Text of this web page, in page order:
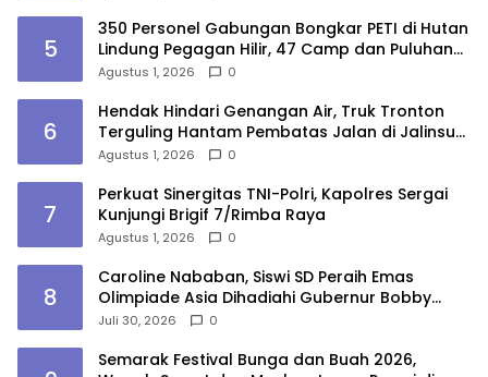
5
350 Personel Gabungan Bongkar PETI di Hutan
Lindung Pegagan Hilir, 47 Camp dan Puluhan
Peralatan Dimusnahkan
Agustus 1, 2026 0
6
Hendak Hindari Genangan Air, Truk Tronton
Terguling Hantam Pembatas Jalan di Jalinsum
Sergai
Agustus 1, 2026 0
7
Perkuat Sinergitas TNI-Polri, Kapolres Sergai
Kunjungi Brigif 7/Rimba Raya
Agustus 1, 2026 0
8
Caroline Nababan, Siswi SD Peraih Emas
Olimpiade Asia Dihadiahi Gubernur Bobby
Nasution Beasiswa Hingga Rumah
Juli 30, 2026 0
Semarak Festival Bunga dan Buah 2026,